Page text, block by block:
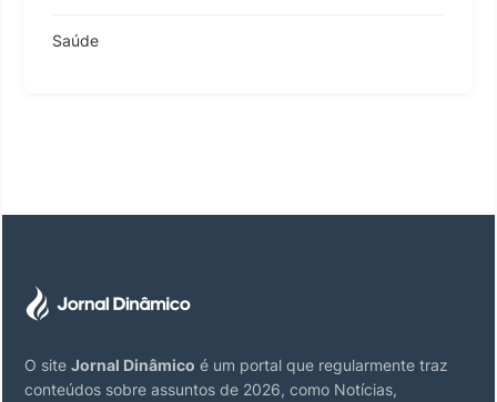
Saúde
O site Jornal Dinâmico é um portal que regularmente traz
conteúdos sobre assuntos de 2026, como Notícias,